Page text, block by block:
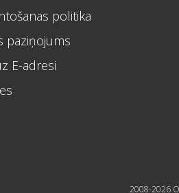
politika
paziņojums
E-adresi
2008-2026